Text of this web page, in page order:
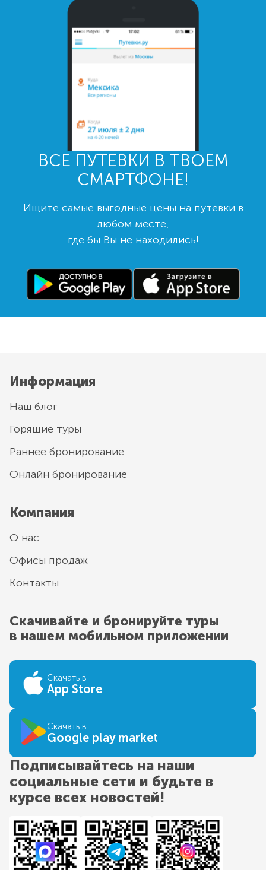
ВСЕ ПУТЕВКИ В ТВОЕМ
СМАРТФОНЕ!
Ищите самые выгодные цены на путевки в
любом месте,
где бы Вы не находились!
Информация
Наш блог
Горящие туры
Раннее бронирование
Онлайн бронирование
Компания
О нас
Офисы продаж
Контакты
Скачивайте и бронируйте туры
в нашем мобильном приложении
Скачать в
App Store
Скачать в
Google play market
Подписывайтесь на наши
социальные сети и будьте в
курсе всех новостей!